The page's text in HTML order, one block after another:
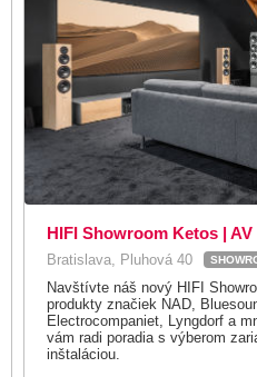
HIFI Showroom Ketos |
Bratislava, Pluhová 40
Navštívte náš nový HIFI
produkty značiek NAD,
Electrocompaniet, Lyngdorf a
vám radi poradia s výberom
inštaláciou.